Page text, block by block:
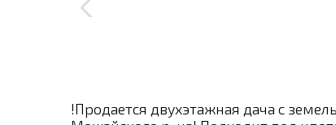
!Продается двухэтажная дача с